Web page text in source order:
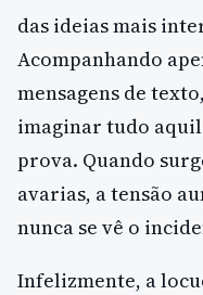
das ideias mais
Acompanhando
mensagens de
imaginar tudo
prova. Quando
avarias, a tensão
nunca se vê o
Infelizmente, a